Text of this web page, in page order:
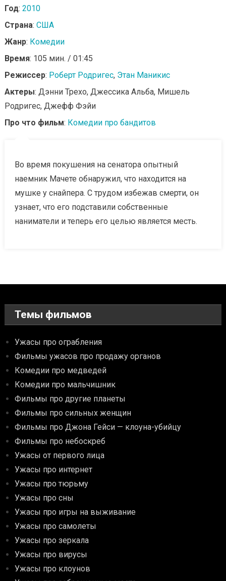
Год: 2010
Страна: США
Жанр: Комедии
Время: 105 мин. / 01:45
Режиссер: Роберт Родригес, Этан Маникис
Актеры: Дэнни Трехо, Джессика Альба, Мишель
Родригес, Джефф Фэйи
Про что фильм: Комедии про бандитов
Во время покушения на сенатора опытный
наемник Мачете обнаружил, что находится на
мушке у снайпера. С трудом избежав смерти, он
узнает, что его подставили собственные
наниматели и теперь его целью является месть.
Темы фильмов
Ужасы про ограбления
Фильмы ужасов про продажу органов
Комедии про медведей
Комедии про мальчишник
Фильмы про другие планеты
Фильмы про сильных женщин
Фильмы про Джона Гейси — клоуна-убийцу
Фильмы про небоскреб
Ужасы от первого лица
Ужасы про интернет
Ужасы про тюрьму
Ужасы про сны
Ужасы про игры на выживание
Ужасы про самолеты
Ужасы про зеркала
Ужасы про вирусы
Ужасы про клоунов